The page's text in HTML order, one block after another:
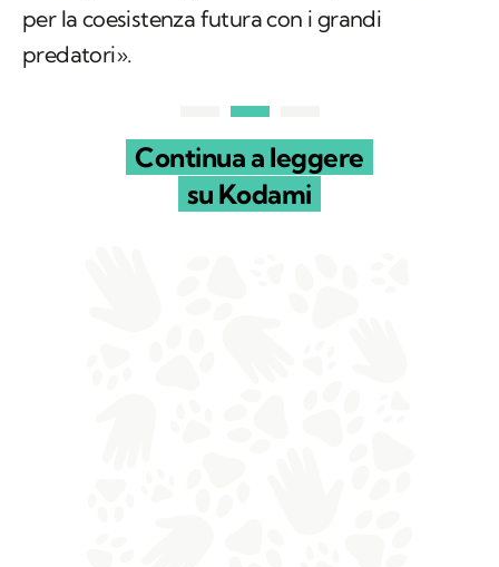
per la coesistenza futura con i grandi
predatori».
Continua a leggere
su Kodami